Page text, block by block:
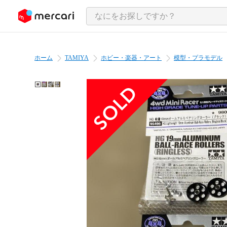
ツにスキップ
ホーム TAMIYA ホビー・楽器・アート 模型・プラモデル